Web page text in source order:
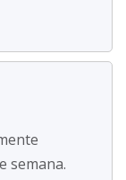
semana.